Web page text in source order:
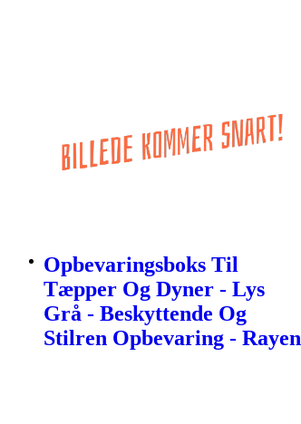
Opbevaringsboks Til
Tæpper Og Dyner - Lys
Grå - Beskyttende Og
Stilren Opbevaring - Rayen